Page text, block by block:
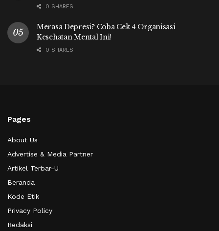
0 SHARES
Merasa Depresi? Coba Cek 4 Organisasi
Kesehatan Mental Ini!
0 SHARES
Pages
About Us
Advertise & Media Partner
Artikel Terbar-U
Beranda
Kode Etik
Privacy Policy
Redaksi